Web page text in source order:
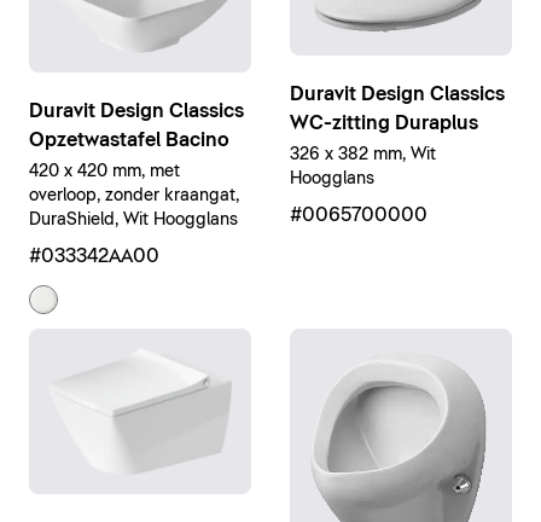
Duravit Design Classics
Opzetwastafel Bacino
420 x 420 mm, met
overloop, zonder kraangat,
DuraShield, Wit Hoogglans
#033342AA00
Duravit Design Classics
WC-zitting Duraplus
326 x 382 mm, Wit
Hoogglans
#0065700000